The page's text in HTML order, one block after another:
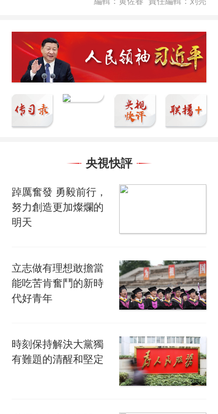
央視快評
踔厲奮發 勇毅前行，
努力創造更加燦爛的
明天
立志做有理想敢擔當
能吃苦肯奮鬥的新時
代好青年
時刻保持解決大黨獨
有難題的清醒和堅定